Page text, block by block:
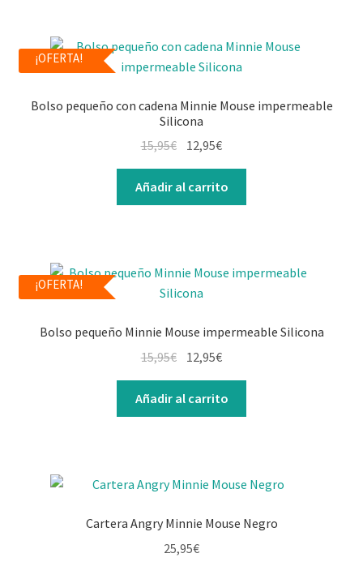
¡OFERTA!
Bolso pequeño con cadena Minnie Mouse impermeable
Silicona
15,95€ 12,95€
Añadir al carrito
¡OFERTA!
Bolso pequeño Minnie Mouse impermeable Silicona
15,95€ 12,95€
Añadir al carrito
Cartera Angry Minnie Mouse Negro
25,95€